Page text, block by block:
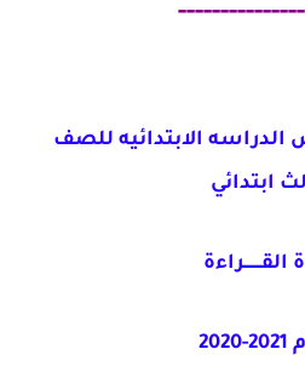
الابتدائيه للصف
ابتدائي